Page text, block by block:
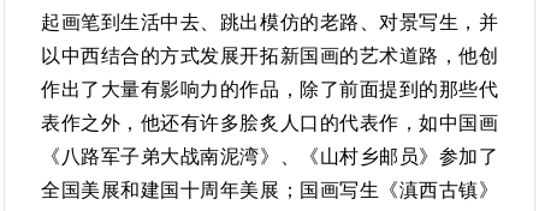
起画笔到生活中去、跳出模仿的老路、对景写生，并
以中西结合的方式发展开拓新国画的艺术道路，他创
作出了大量有影响力的作品，除了前面提到的那些代
表作之外，他还有许多脍炙人口的代表作，如中国画
《八路军子弟大战南泥湾》、《山村乡邮员》参加了
全国美展和建国十周年美展；国画写生《滇西古镇》